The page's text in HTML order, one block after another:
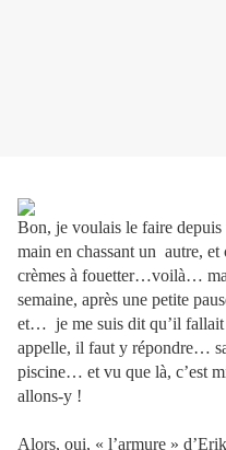
Bon, je voulais le faire
main en chassant un autre, et
crèmes à fouetter…voilà…
semaine, après une petite
et… je me suis dit qu’il fallait
appelle, il faut y répondre…
piscine… et vu que là, c’est
allons-y !
Alors, oui, « l’armure »